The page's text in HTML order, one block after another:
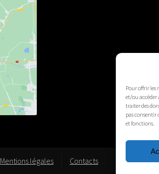
Pour offrir les
et/ou accéder
traiter des
pas consentir
et fonctions.
Mentions légales Contacts